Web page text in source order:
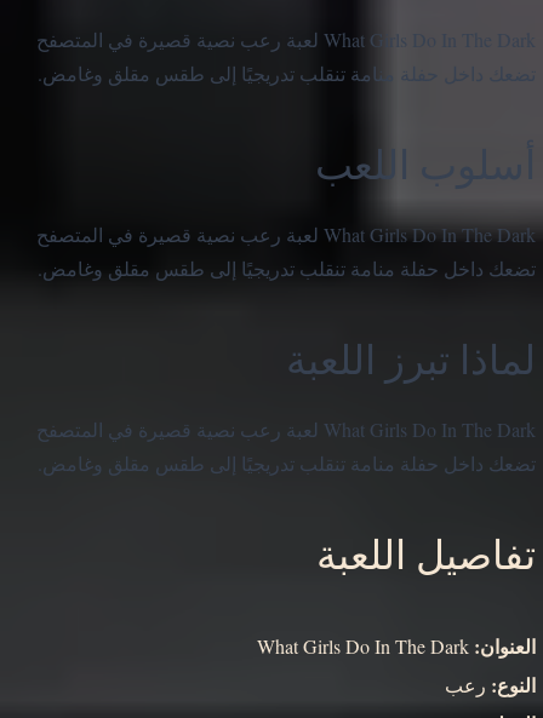
What Girls Do In The Dark لعبة رعب نصية قصيرة في المتصفح
تضعك داخل حفلة منامة تنقلب تدريجيًا إلى طقس مقلق وغامض.
أسلوب اللعب
What Girls Do In The Dark لعبة رعب نصية قصيرة في المتصفح
تضعك داخل حفلة منامة تنقلب تدريجيًا إلى طقس مقلق وغامض.
لماذا تبرز اللعبة
What Girls Do In The Dark لعبة رعب نصية قصيرة في المتصفح
تضعك داخل حفلة منامة تنقلب تدريجيًا إلى طقس مقلق وغامض.
تفاصيل اللعبة
العنوان:
النوع: رعب